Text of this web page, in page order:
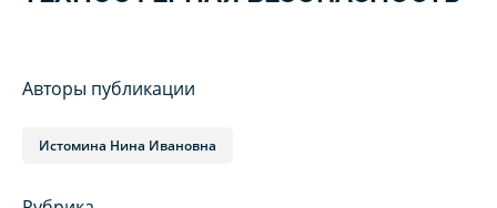
Авторы публикации
Истомина Нина Ивановна